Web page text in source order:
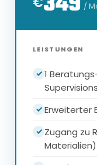
/
LEISTUNGEN
1
Erweiterter
Zugang zu
Materialien)